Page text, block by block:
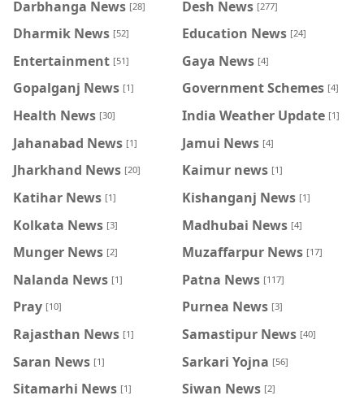
Darbhanga News [28] Desh News [277]
Dharmik News [52] Education News [24]
Entertainment [51] Gaya News [4]
Gopalganj News [1] Government Schemes [4]
Health News [30] India Weather Update [1]
Jahanabad News [1] Jamui News [4]
Jharkhand News [20] Kaimur news [1]
Katihar News [1] Kishanganj News [1]
Kolkata News [3] Madhubai News [4]
Munger News [2] Muzaffarpur News [17]
Nalanda News [1] Patna News [117]
Pray [10] Purnea News [3]
Rajasthan News [1] Samastipur News [40]
Saran News [1] Sarkari Yojna [56]
Sitamarhi News [1] Siwan News [2]